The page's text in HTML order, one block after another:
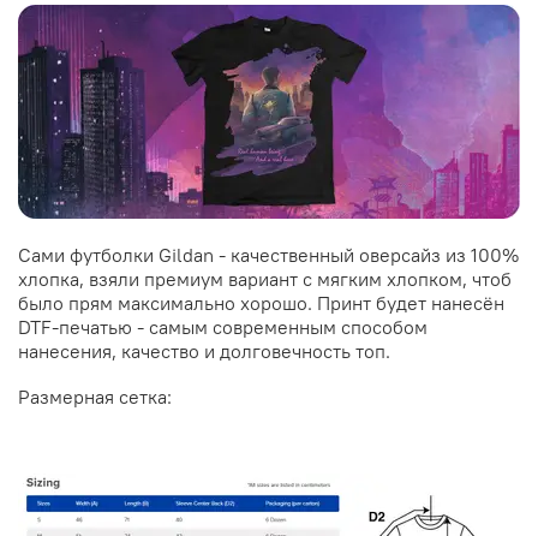
Сами футболки Gildan - качественный оверсайз из 100%
хлопка, взяли премиум вариант с мягким хлопком, чтоб
было прям максимально хорошо. Принт будет нанесён
DTF-печатью - самым современным способом
нанесения, качество и долговечность топ.
Размерная сетка: